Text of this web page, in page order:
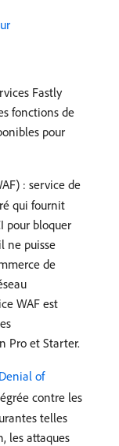
Fastly
fonctions de
pour
: service de
qui fournit
pour bloquer
ne puisse
de
WAF est
Pro et Starter.
of
contre les
telles
les attaques